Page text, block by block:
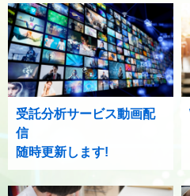
受託分析サービス動画配
信
随時更新します!